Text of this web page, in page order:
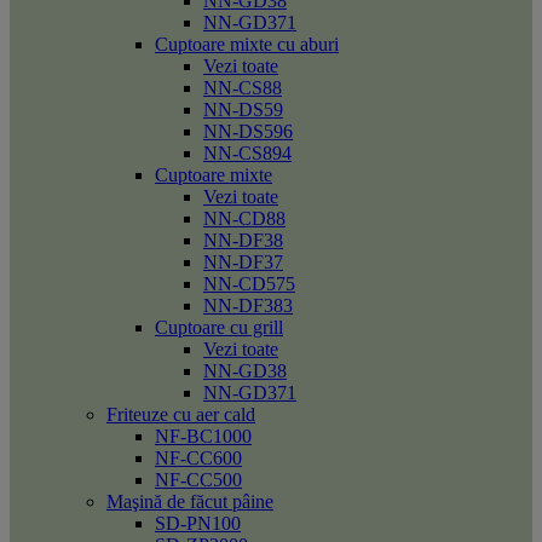
NN-GD371
Cuptoare mixte cu aburi
Vezi toate
NN-CS88
NN-DS59
NN-DS596
NN-CS894
Cuptoare mixte
Vezi toate
NN-CD88
NN-DF38
NN-DF37
NN-CD575
NN-DF383
Cuptoare cu grill
Vezi toate
NN-GD38
NN-GD371
Friteuze cu aer cald
NF-BC1000
NF-CC600
NF-CC500
Maşină de făcut pâine
SD-PN100